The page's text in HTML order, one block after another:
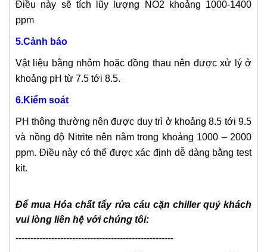
Điều này sẽ tích lũy lượng NO2 khoảng 1000-1400
ppm
5.Cảnh báo
Vật liệu bằng nhôm hoặc đồng thau nên được xử lý ở
khoảng pH từ 7.5 tới 8.5.
6.Kiểm soát
PH thông thường nên được duy trì ở khoảng 8.5 tới 9.5
và nồng độ Nitrite nên nằm trong khoảng 1000 – 2000
ppm. Điều này có thể được xác định dễ dàng bằng test
kit.
Để muaHóa chất tẩy rửa cáu cặn chillerquý khách
vui lòng liên hệ với chúng tôi:
-----------------------------------------------------